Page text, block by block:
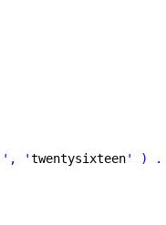
', 'twentysixteen' ) .